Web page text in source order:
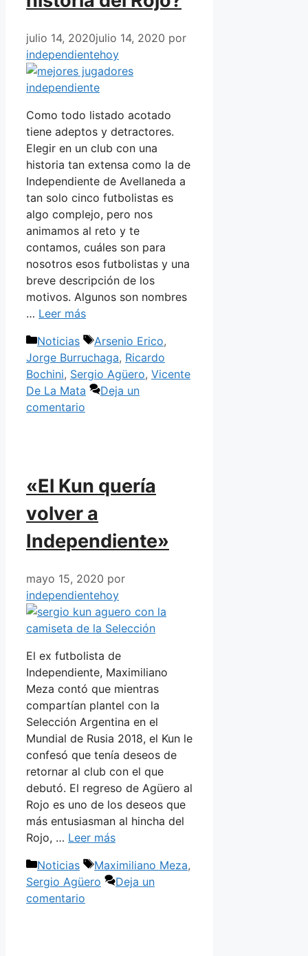
julio 14, 2020julio 14, 2020 por
independientehoy
Como todo listado acotado
tiene adeptos y detractores.
Elegir en un club con una
historia tan extensa como la de
Independiente de Avellaneda a
tan solo cinco futbolistas es
algo complejo, pero nos
animamos al reto y te
contamos, cuáles son para
nosotros esos futbolistas y una
breve descripción de los
motivos. Algunos son nombres
… Leer más
Categorías
Noticias Etiquetas
Arsenio Erico,
Jorge Burruchaga, Ricardo
Bochini, Sergio Agüero, Vicente
De La Mata
Deja un
comentario
«El Kun quería
volver a
Independiente»
mayo 15, 2020 por
independientehoy
El ex futbolista de
Independiente, Maximiliano
Meza contó que mientras
compartían plantel con la
Selección Argentina en el
Mundial de Rusia 2018, el Kun le
confesó que tenía deseos de
retornar al club con el que
debutó. El regreso de Agüero al
Rojo es uno de los deseos que
más entusiasman al hincha del
Rojo, … Leer más
Categorías
Noticias Etiquetas
Maximiliano Meza,
Sergio Agüero
Deja un
comentario